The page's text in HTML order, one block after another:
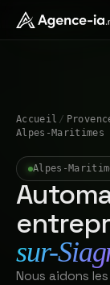
Accueil /
Alpes-Maritimes
Alpes-
sur-
Nous aidons